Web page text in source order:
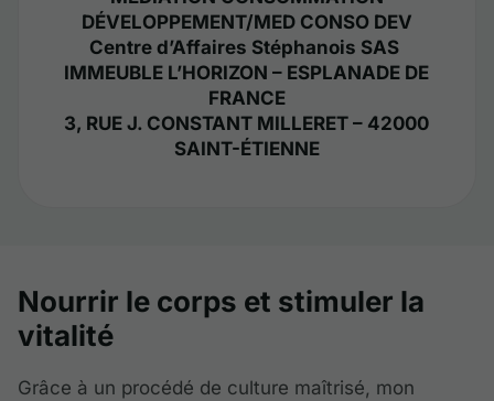
DÉVELOPPEMENT/MED CONSO DEV
Centre d’Affaires Stéphanois SAS
IMMEUBLE L’HORIZON – ESPLANADE DE
FRANCE
3, RUE J. CONSTANT MILLERET – 42000
SAINT-ÉTIENNE
Nourrir le corps et stimuler la
vitalité
Grâce à un procédé de culture maîtrisé, mon